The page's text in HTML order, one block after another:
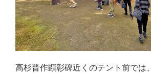
高杉晋作顕彰碑近くのテント前では、